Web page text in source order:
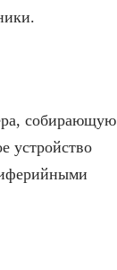
собирающую
устройство